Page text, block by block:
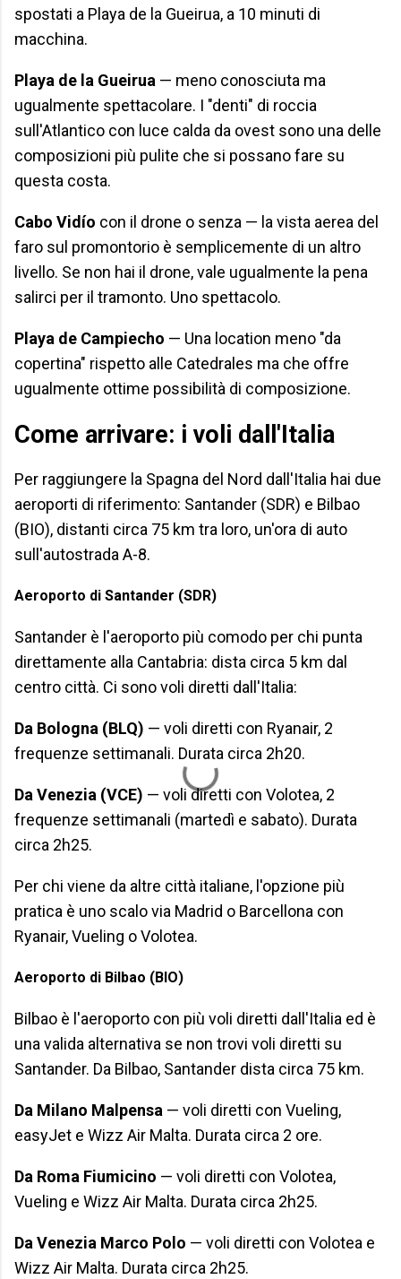
spostati a Playa de la Gueirua, a 10 minuti di
macchina.
Playa de la Gueirua — meno conosciuta ma
ugualmente spettacolare. I "denti" di roccia
sull'Atlantico con luce calda da ovest sono una delle
composizioni più pulite che si possano fare su
questa costa.
Cabo Vidío con il drone o senza — la vista aerea del
faro sul promontorio è semplicemente di un altro
livello. Se non hai il drone, vale ugualmente la pena
salirci per il tramonto. Uno spettacolo.
Playa de Campiecho — Una location meno "da
copertina" rispetto alle Catedrales ma che offre
ugualmente ottime possibilità di composizione.
Come arrivare: i voli dall'Italia
Per raggiungere la Spagna del Nord dall'Italia hai due
aeroporti di riferimento: Santander (SDR) e Bilbao
(BIO), distanti circa 75 km tra loro, un'ora di auto
sull'autostrada A-8.
Aeroporto di Santander (SDR)
Santander è l'aeroporto più comodo per chi punta
direttamente alla Cantabria: dista circa 5 km dal
centro città. Ci sono voli diretti dall'Italia:
Da Bologna (BLQ) — voli diretti con Ryanair, 2
frequenze settimanali. Durata circa 2h20.
Da Venezia (VCE) — voli diretti con Volotea, 2
frequenze settimanali (martedì e sabato). Durata
circa 2h25.
Per chi viene da altre città italiane, l'opzione più
pratica è uno scalo via Madrid o Barcellona con
Ryanair, Vueling o Volotea.
Aeroporto di Bilbao (BIO)
Bilbao è l'aeroporto con più voli diretti dall'Italia ed è
una valida alternativa se non trovi voli diretti su
Santander. Da Bilbao, Santander dista circa 75 km.
Da Milano Malpensa — voli diretti con Vueling,
easyJet e Wizz Air Malta. Durata circa 2 ore.
Da Roma Fiumicino — voli diretti con Volotea,
Vueling e Wizz Air Malta. Durata circa 2h25.
Da Venezia Marco Polo — voli diretti con Volotea e
Wizz Air Malta. Durata circa 2h25.